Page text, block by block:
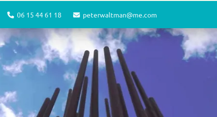
 06 15 44 61 18  peterwaltman@me.com